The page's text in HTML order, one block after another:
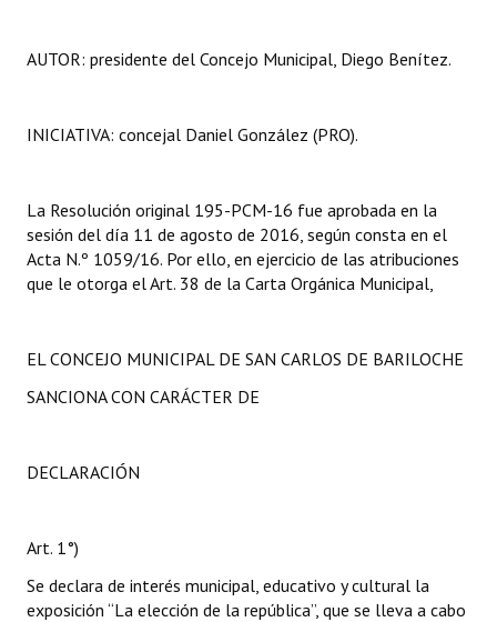
AUTOR: presidente del Concejo Municipal, Diego Benítez.
INICIATIVA: concejal Daniel González (PRO).
La Resolución original 195-PCM-16 fue aprobada en la
sesión del día 11 de agosto de 2016, según consta en el
Acta N.º 1059/16. Por ello, en ejercicio de las atribuciones
que le otorga el Art. 38 de la Carta Orgánica Municipal,
EL CONCEJO MUNICIPAL DE SAN CARLOS DE BARILOCHE
SANCIONA CON CARÁCTER DE
DECLARACIÓN
Art. 1°)
Se declara de interés municipal, educativo y cultural la
exposición “La elección de la república”, que se lleva a cabo